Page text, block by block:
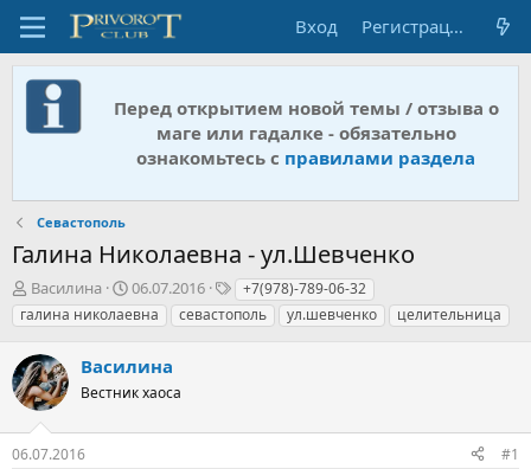
Вход Регистрация
Перед открытием новой темы / отзыва о
маге или гадалке - обязательно
ознакомьтесь с правилами раздела
Севастополь
Галина Николаевна - ул.Шевченко
А
в
т
о
р
т
е
м
ы
Василина
Д
а
т
н
а
а
06.07.2016
Т
е
г
+7(978)-789-06-32
галина николаевна
севастополь ул.шевченко целительница
Василина
Вестник хаоса
06.07.2016 #1